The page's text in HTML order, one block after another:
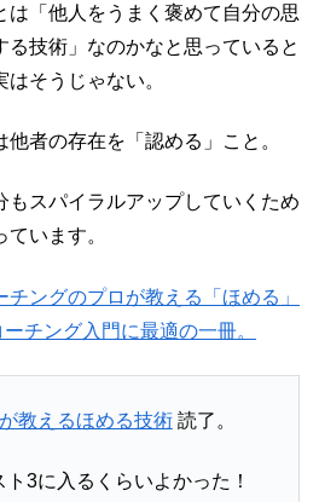
は「他人をうまく褒めて自分の思
る技術」なのかなと思っていると
そうじゃない。
者の存在を「認める」こと。
もスパイラルアップしていくため
います。
チングのプロが教える「ほめる」
チング入門に最適の一冊。
教えるほめる技術読了。
3に入るくらいよかった！